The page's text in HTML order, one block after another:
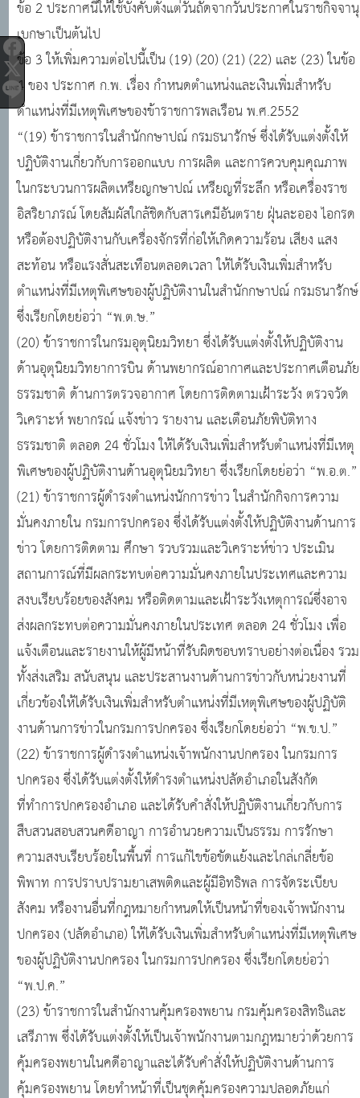
ข้อ 2 ประกาศนี้ให้ใช้บังคับตั้งแต่วันถัดจากวันประกาศในราชกิจจานุ
เบกษาเป็นต้นไป
ข้อ 3 ให้เพิ่มความต่อไปนี้เป็น (19) (20) (21) (22) และ (23) ในข้อ
4 ของ ประกาศ ก.พ. เรื่อง กำหนดตำแหน่งและเงินเพิ่มสำหรับ
ตำแหน่งที่มีเหตุพิเศษของข้าราชการพลเรือน พ.ศ.2552
“(19) ข้าราชการในสำนักกษาปณ์ กรมธนารักษ์ ซึ่งได้รับแต่งตั้งให้
ปฏิบัติงานเกี่ยวกับการออกแบบ การผลิต และการควบคุมคุณภาพ
ในกระบวนการผลิตเหรียญกษาปณ์ เหรียญที่ระลึก หรือเครื่องราช
อิสริยาภรณ์ โดยสัมผัสใกล้ชิดกับสารเคมีอันตราย ฝุ่นละออง ไอกรด
หรือต้องปฏิบัติงานกับเครื่องจักรที่ก่อให้เกิดความร้อน เสียง แสง
สะท้อน หรือแรงสั่นสะเทือนตลอดเวลา ให้ได้รับเงินเพิ่มสำหรับ
ตำแหน่งที่มีเหตุพิเศษของผู้ปฏิบัติงานในสำนักกษาปณ์ กรมธนารักษ์
ซึ่งเรียกโดยย่อว่า “พ.ต.ษ.”
(20) ข้าราชการในกรมอุตุนิยมวิทยา ซึ่งได้รับแต่งตั้งให้ปฏิบัติงาน
ด้านอุตุนิยมวิทยาการบิน ด้านพยากรณ์อากาศและประกาศเตือนภัย
ธรรมชาติ ด้านการตรวจอากาศ โดยการติดตามเฝ้าระวัง ตรวจวัด
วิเคราะห์ พยากรณ์ แจ้งข่าว รายงาน และเตือนภัยพิบัติทาง
ธรรมชาติ ตลอด 24 ชั่วโมง ให้ได้รับเงินเพิ่มสำหรับตำแหน่งที่มีเหตุ
พิเศษของผู้ปฏิบัติงานด้านอุตุนิยมวิทยา ซึ่งเรียกโดยย่อว่า “พ.อ.ต.”
(21) ข้าราชการผู้ดำรงตำแหน่งนักการข่าว ในสำนักกิจการความ
มั่นคงภายใน กรมการปกครอง ซึ่งได้รับแต่งตั้งให้ปฏิบัติงานด้านการ
ข่าว โดยการติดตาม ศึกษา รวบรวมและวิเคราะห์ข่าว ประเมิน
สถานการณ์ที่มีผลกระทบต่อความมั่นคงภายในประเทศและความ
สงบเรียบร้อยของสังคม หรือติดตามและเฝ้าระวังเหตุการณ์ซึ่งอาจ
ส่งผลกระทบต่อความมั่นคงภายในประเทศ ตลอด 24 ชั่วโมง เพื่อ
แจ้งเตือนและรายงานให้ผู้มีหน้าที่รับผิดชอบทราบอย่างต่อเนื่อง รวม
ทั้งส่งเสริม สนับสนุน และประสานงานด้านการข่าวกับหน่วยงานที่
เกี่ยวข้องให้ได้รับเงินเพิ่มสำหรับตำแหน่งที่มีเหตุพิเศษของผู้ปฏิบัติ
งานด้านการข่าวในกรมการปกครอง ซึ่งเรียกโดยย่อว่า “พ.ข.ป.”
(22) ข้าราชการผู้ดำรงตำแหน่งเจ้าพนักงานปกครอง ในกรมการ
ปกครอง ซึ่งได้รับแต่งตั้งให้ดำรงตำแหน่งปลัดอำเภอในสังกัด
ที่ทำการปกครองอำเภอ และได้รับคำสั่งให้ปฏิบัติงานเกี่ยวกับการ
สืบสวนสอบสวนคดีอาญา การอำนวยความเป็นธรรม การรักษา
ความสงบเรียบร้อยในพื้นที่ การแก้ไขข้อขัดแย้งและไกล่เกลี่ยข้อ
พิพาท การปราบปรามยาเสพติดและผู้มีอิทธิพล การจัดระเบียบ
สังคม หรืองานอื่นที่กฎหมายกำหนดให้เป็นหน้าที่ของเจ้าพนักงาน
ปกครอง (ปลัดอำเภอ) ให้ได้รับเงินเพิ่มสำหรับตำแหน่งที่มีเหตุพิเศษ
ของผู้ปฏิบัติงานปกครอง ในกรมการปกครอง ซึ่งเรียกโดยย่อว่า
“พ.ป.ค.”
(23) ข้าราชการในสำนักงานคุ้มครองพยาน กรมคุ้มครองสิทธิและ
เสรีภาพ ซึ่งได้รับแต่งตั้งให้เป็นเจ้าพนักงานตามกฎหมายว่าด้วยการ
คุ้มครองพยานในคดีอาญาและได้รับคำสั่งให้ปฏิบัติงานด้านการ
คุ้มครองพยาน โดยทำหน้าที่เป็นชุดคุ้มครองความปลอดภัยแก่